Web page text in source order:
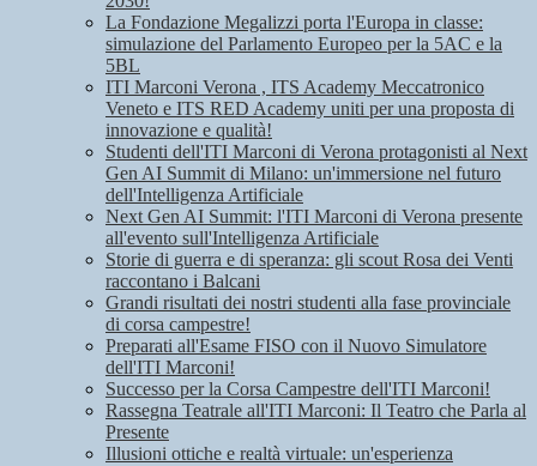
La Fondazione Megalizzi porta l'Europa in classe:
simulazione del Parlamento Europeo per la 5AC e la
5BL
ITI Marconi Verona , ITS Academy Meccatronico
Veneto e ITS RED Academy uniti per una proposta di
innovazione e qualità!
Studenti dell'ITI Marconi di Verona protagonisti al Next
Gen AI Summit di Milano: un'immersione nel futuro
dell'Intelligenza Artificiale
Next Gen AI Summit: l'ITI Marconi di Verona presente
all'evento sull'Intelligenza Artificiale
Storie di guerra e di speranza: gli scout Rosa dei Venti
raccontano i Balcani
Grandi risultati dei nostri studenti alla fase provinciale
di corsa campestre!
Preparati all'Esame FISO con il Nuovo Simulatore
dell'ITI Marconi!
Successo per la Corsa Campestre dell'ITI Marconi!
Rassegna Teatrale all'ITI Marconi: Il Teatro che Parla al
Presente
Illusioni ottiche e realtà virtuale: un'esperienza